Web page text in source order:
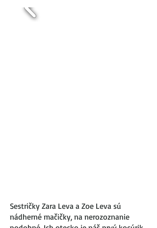
Sestričky Zara Leva a Zoe Leva sú
nádherné mačičky, na nerozoznanie